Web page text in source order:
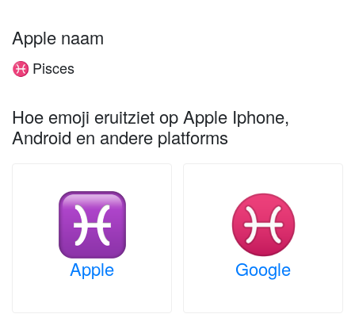
Apple naam
♓ Pisces
Hoe emoji eruitziet op Apple Iphone,
Android en andere platforms
Apple Google